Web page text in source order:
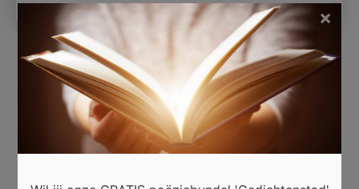
Beoordeel dit gedicht
×